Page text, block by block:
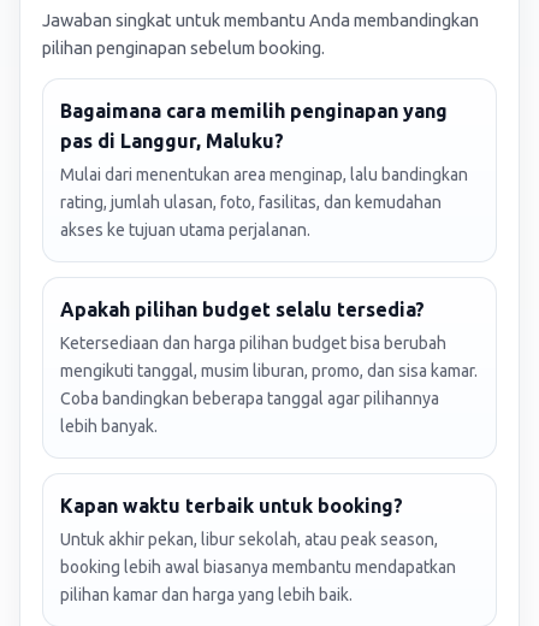
Jawaban singkat untuk membantu Anda membandingkan
pilihan penginapan sebelum booking.
Bagaimana cara memilih penginapan yang
pas di Langgur, Maluku?
Mulai dari menentukan area menginap, lalu bandingkan
rating, jumlah ulasan, foto, fasilitas, dan kemudahan
akses ke tujuan utama perjalanan.
Apakah pilihan budget selalu tersedia?
Ketersediaan dan harga pilihan budget bisa berubah
mengikuti tanggal, musim liburan, promo, dan sisa kamar.
Coba bandingkan beberapa tanggal agar pilihannya
lebih banyak.
Kapan waktu terbaik untuk booking?
Untuk akhir pekan, libur sekolah, atau peak season,
booking lebih awal biasanya membantu mendapatkan
pilihan kamar dan harga yang lebih baik.